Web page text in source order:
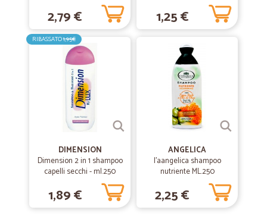
2,79 € 1,25 €
RIBASSATO1,95€
DIMENSION
Dimension 2 in 1 shampoo
capelli secchi - ml.250
1,89 €
ANGELICA
l'aangelica shampoo
nutriente ML.250
2,25 €